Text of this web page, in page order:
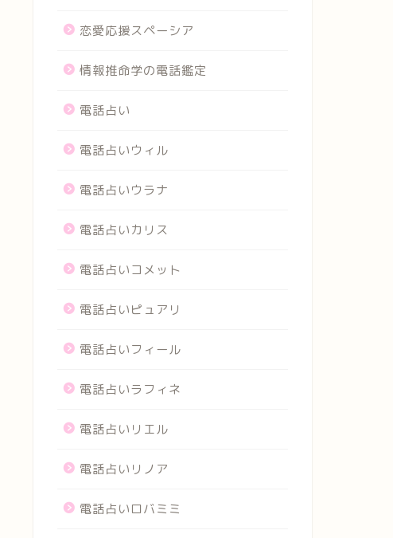
恋愛応援スペーシア
情報推命学の電話鑑定
電話占い
電話占いウィル
電話占いウラナ
電話占いカリス
電話占いコメット
電話占いピュアリ
電話占いフィール
電話占いラフィネ
電話占いリエル
電話占いリノア
電話占いロバミミ